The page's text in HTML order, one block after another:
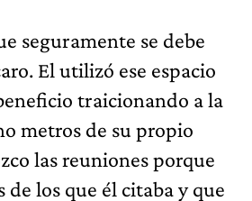
seguramente se debe
El utilizó ese espacio
traicionando a la
metros de su propio
las reuniones porque
de los que él citaba y que